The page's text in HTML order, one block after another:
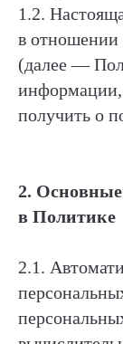
1.2.
в отношении
(далее —
получить о
2.
в Политике
2.1.